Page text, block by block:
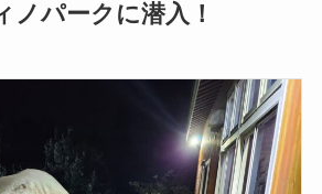
ノパークに潜入！